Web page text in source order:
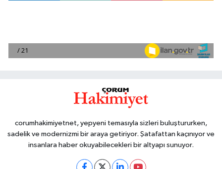
corumhakimiyetnet, yepyeni temasıyla sizleri buluştururken,
sadelik ve modernizmi bir araya getiriyor. Şatafattan kaçınıyor ve
insanlara haber okuyabilecekleri bir altyapı sunuyor.